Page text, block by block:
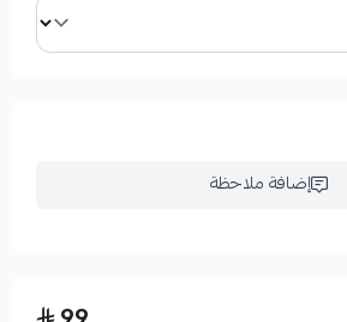
إضافة ملاحظة